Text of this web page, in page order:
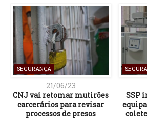
SEGURANÇA
21/06/23
CNJ vai retomar mutirões
carcerários para revisar
processos de presos
SSP